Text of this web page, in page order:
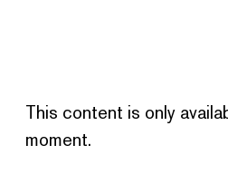
This content is only
moment.